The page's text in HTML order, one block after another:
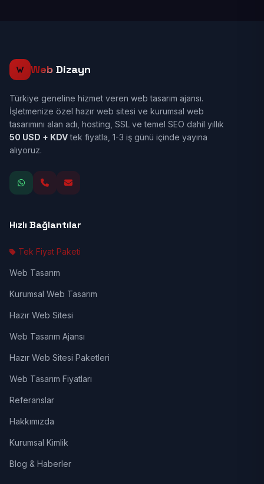
Web Dizayn
Türkiye geneline hizmet veren web tasarım ajansı.
İşletmenize özel hazır web sitesi ve kurumsal web
tasarımını alan adı, hosting, SSL ve temel SEO dahil yıllık
50 USD + KDVtek fiyatla, 1-3 iş günü içinde yayına
alıyoruz.
Hızlı Bağlantılar
Tek Fiyat Paketi
Web Tasarım
Kurumsal Web Tasarım
Hazır Web Sitesi
Web Tasarım Ajansı
Hazır Web Sitesi Paketleri
Web Tasarım Fiyatları
Referanslar
Hakkımızda
Kurumsal Kimlik
Blog & Haberler